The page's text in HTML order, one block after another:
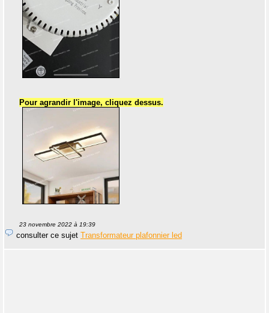
Pour agrandir l'image, cliquez dessus.
23 novembre 2022 à 19:39
consulter ce sujet Transformateur plafonnier led